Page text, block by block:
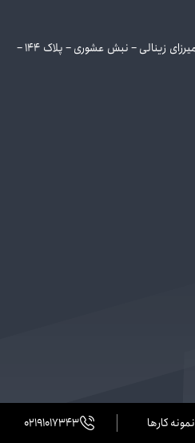
نمونه کارها 02191017343
سهروردی شمالی – خیابان میرزای زینالی – نبش عشوری – پلاک 144 –